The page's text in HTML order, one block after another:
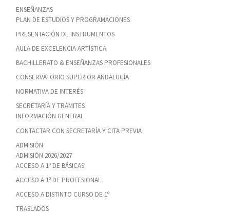
ENSEÑANZAS
PLAN DE ESTUDIOS Y PROGRAMACIONES
PRESENTACIÓN DE INSTRUMENTOS
AULA DE EXCELENCIA ARTÍSTICA
BACHILLERATO & ENSEÑANZAS PROFESIONALES
CONSERVATORIO SUPERIOR ANDALUCÍA
NORMATIVA DE INTERÉS
SECRETARÍA Y TRÁMITES
INFORMACIÓN GENERAL
CONTACTAR CON SECRETARÍA Y CITA PREVIA
ADMISIÓN
ADMISIÓN 2026/2027
ACCESO A 1º DE BÁSICAS
ACCESO A 1º DE PROFESIONAL
ACCESO A DISTINTO CURSO DE 1º
TRASLADOS